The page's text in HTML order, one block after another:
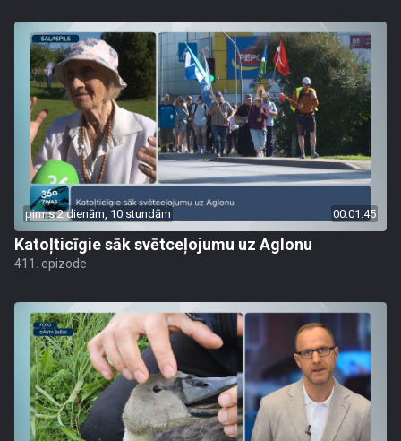
pirms 2 dienām, 10 stundām 00:01:45
Katoļticīgie sāk svētceļojumu uz Aglonu
411. epizode